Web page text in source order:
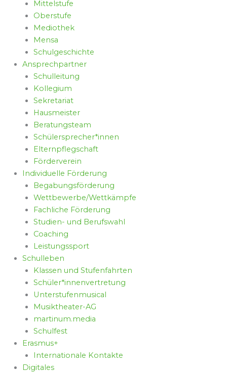
Mittelstufe
Oberstufe
Mediothek
Mensa
Schulgeschichte
Ansprechpartner
Schulleitung
Kollegium
Sekretariat
Hausmeister
Beratungsteam
Schülersprecher*innen
Elternpflegschaft
Förderverein
Individuelle Förderung
Begabungsförderung
Wettbewerbe/Wettkämpfe
Fachliche Förderung
Studien- und Berufswahl
Coaching
Leistungssport
Schulleben
Klassen und Stufenfahrten
Schüler*innenvertretung
Unterstufenmusical
Musiktheater-AG
martinum.media
Schulfest
Erasmus+
Internationale Kontakte
Digitales